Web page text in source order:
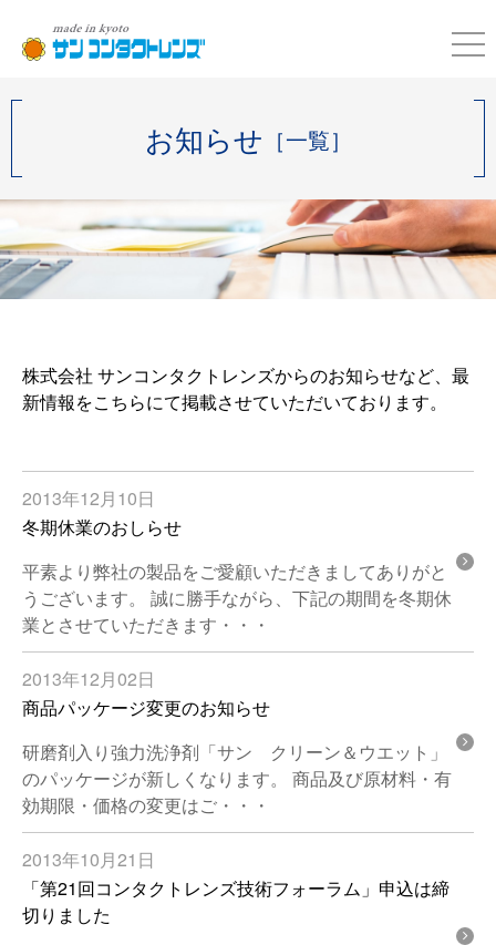
お知らせ ［一覧］
株式会社 サンコンタクトレンズからのお知らせなど、最
新情報をこちらにて掲載させていただいております。
2013年12月10日
冬期休業のおしらせ
平素より弊社の製品をご愛顧いただきましてありがと
うございます。 誠に勝手ながら、下記の期間を冬期休
業とさせていただきます・・・
2013年12月02日
商品パッケージ変更のお知らせ
研磨剤入り強力洗浄剤「サン クリーン＆ウエット」
のパッケージが新しくなります。 商品及び原材料・有
効期限・価格の変更はご・・・
2013年10月21日
「第21回コンタクトレンズ技術フォーラム」申込は締
切りました